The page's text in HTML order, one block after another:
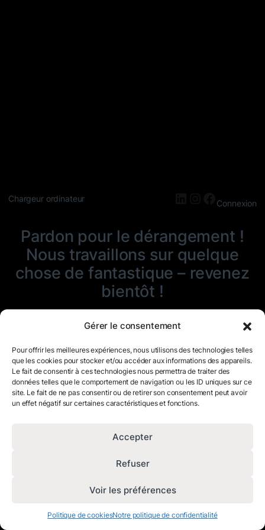
Gérer le consentement
Pour offrir les meilleures expériences, nous utilisons des technologies telles
que les cookies pour stocker et/ou accéder aux informations des appareils.
Le fait de consentir à ces technologies nous permettra de traiter des
données telles que le comportement de navigation ou les ID uniques sur ce
site. Le fait de ne pas consentir ou de retirer son consentement peut avoir
un effet négatif sur certaines caractéristiques et fonctions.
Accepter
Refuser
Voir les préférences
Politique de cookiesNotre politique de confidentialité
Chargeur ordinateur LinkedIn
Instagram
Connexion
Pardon pour le dérangement !
Nous travaillons sur quelque
chose de fantastique – revenez
bientôt !